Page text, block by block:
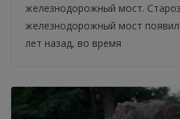
железнодорожный мост.
железнодорожный мост
лет назад, во время